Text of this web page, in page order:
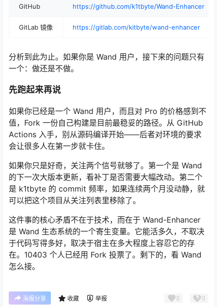
GitHub https://github.com/k1tbyte/Wand-Enhancer
GitLab 镜像 https://gitlab.com/kitbyte/wand-enhancer
分析到此为止。如果你是 Wand 用户，接下来的问题只有
一个：做还是不做。
先跑起来再说
如果你已经是一个 Wand 用户，而且对 Pro 的价格感到不
值，Fork 一份自己构建是目前最稳妥的路径。从 GitHub
Actions 入手，别从源码编译开始——后者对环境的要求
会让很多人在第一步就卡住。
如果你只是好奇，关注两个信号就够了。第一个是 Wand
的下一次大版本更新，看补丁是否需要大幅改动。第二个
是 k1tbyte 的 commit 频率，如果连续两个月没动静，就
可以把这个项目从关注列表里移除了。
这件事的核心矛盾不在于技术，而在于 Wand-Enhancer
是 Wand 生态系统的一个寄生变量。它能活多久，不取决
于代码写得多好，取决于宿主在多大程度上容忍它的存
在。10403 个人已经用 Fork 投票了。剩下的，看 Wand
怎么接。
海报分享 收藏 举报 0 0